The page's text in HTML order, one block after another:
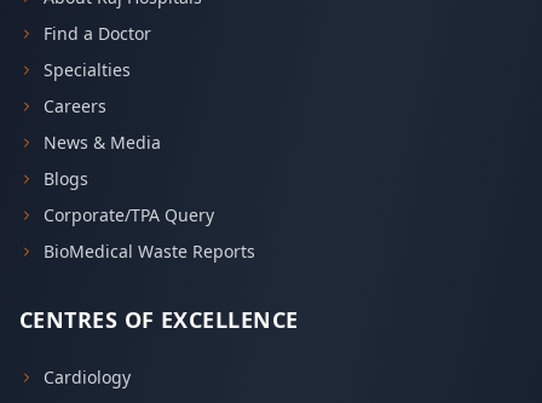
Find a Doctor
Specialties
Careers
News & Media
Blogs
Corporate/TPA Query
BioMedical Waste Reports
CENTRES OF EXCELLENCE
Cardiology